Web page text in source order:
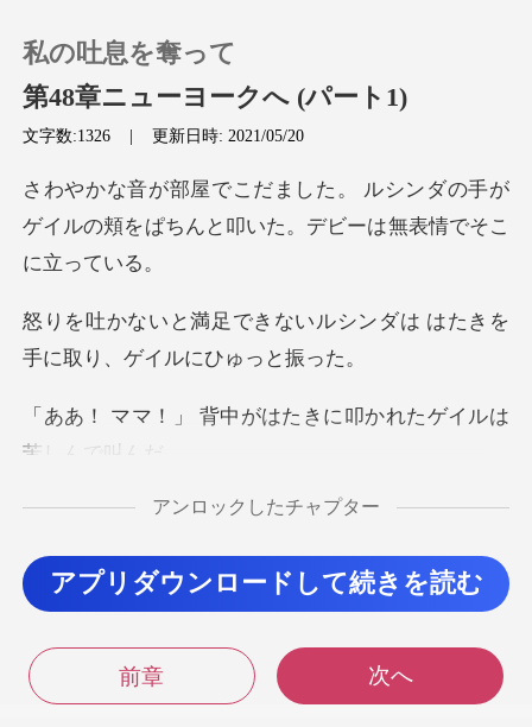
0
チャージ
閲覧履歴
私の吐息を奪って
第48章ニューヨークへ (パート1)
文字数:1326 |更新日時: 2021/05/20
シンダの手が
ゲイルの頬をぱちんと叩い
いルシンダは はたきを
手に
中がはたきに叩かれたゲ
邪気は生き生きと
バスチャンは、こ
めかみを揉んで、
アンロックしたチャプター
アプリダウンロードして続きを読む
前章 次へ